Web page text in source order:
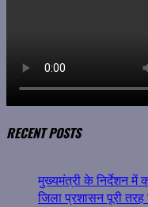
RECENT POSTS
मुख्यमंत्री के निर्देशन में
जिला प्रशासन पूरी